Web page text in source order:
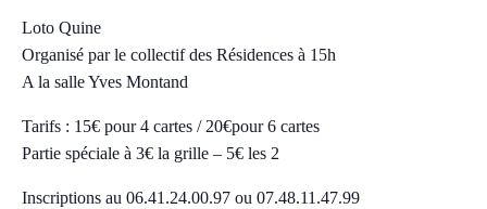
Loto Quine
Organisé par le collectif des Résidences à 15h
A la salle Yves Montand
Tarifs : 15€ pour 4 cartes / 20€pour 6 cartes
Partie spéciale à 3€ la grille – 5€ les 2
Inscriptions au 06.41.24.00.97 ou 07.48.11.47.99